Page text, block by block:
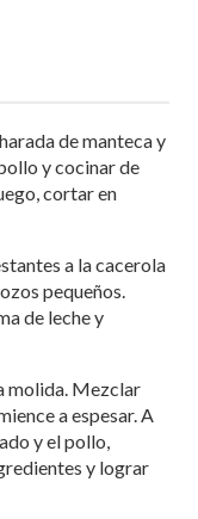
de manteca y
y cocinar de
cortar en
a la cacerola
pequeños.
de leche y
molida. Mezclar
a espesar. A
y el pollo,
y lograr